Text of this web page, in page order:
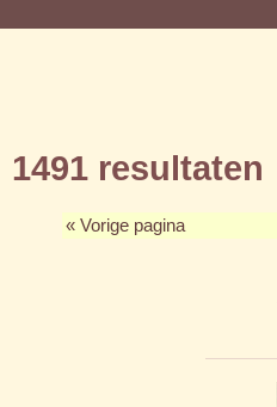
1491 resultaten
« Vorige pagina